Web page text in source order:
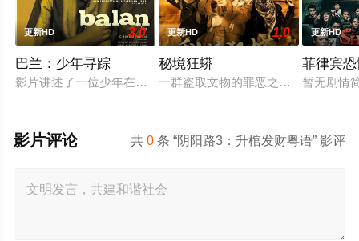
更新HD 3.0
巴兰：少年寻踪
影片讲述了一位少年在动荡的童年中长大，母亲又突然失踪后
更新HD 1.0
秘境狂蟒
一群盗取文物的罪恶之徒，在一次盗
更新HD
菲律宾
暂无剧情
共0 条 “阴阳路3：升棺发财粤语” 影评
影片评论